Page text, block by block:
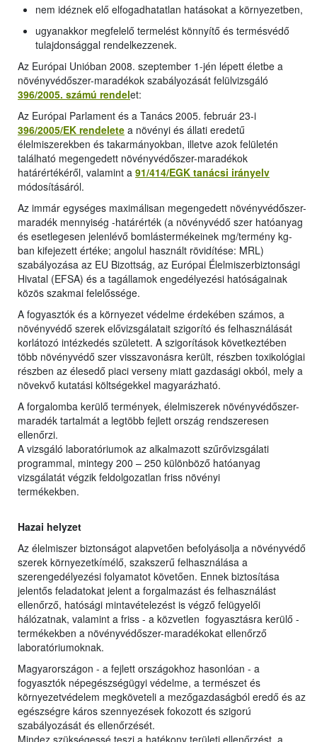
nem idéznek elő elfogadhatatlan hatásokat a környezetben,
ugyanakkor megfelelő termelést könnyítő és termésvédő
tulajdonsággal rendelkezzenek.
Az Európai Unióban 2008. szeptember 1-jén lépett életbe a
növényvédőszer-maradékok szabályozását felülvizsgáló
396/2005. számú rendelet:
Az Európai Parlament és a Tanács 2005. február 23-i
396/2005/EK rendelete a növényi és állati eredetű
élelmiszerekben és takarmányokban, illetve azok felületén
található megengedett növényvédőszer-maradékok
határértékéről, valamint a 91/414/EGK tanácsi irányelv
módosításáról.
Az immár egységes maximálisan megengedett növényvédőszer-
maradék mennyiség -határérték (a növényvédő szer hatóanyag
és esetlegesen jelenlévő bomlástermékeinek mg/termény kg-
ban kifejezett értéke; angolul használt rövidítése: MRL)
szabályozása az EU Bizottság, az Európai Élelmiszerbiztonsági
Hivatal (EFSA) és a tagállamok engedélyezési hatóságainak
közös szakmai felelőssége.
A fogyasztók és a környezet védelme érdekében számos, a
növényvédő szerek elővizsgálatait szigorító és felhasználását
korlátozó intézkedés született. A szigorítások következtében
több növényvédő szer visszavonásra került, részben toxikológiai
részben az élesedő piaci verseny miatt gazdasági okból, mely a
növekvő kutatási költségekkel magyarázható.
A forgalomba kerülő termények, élelmiszerek növényvédőszer-
maradék tartalmát a legtöbb fejlett ország rendszeresen
ellenőrzi.
A vizsgáló laboratóriumok az alkalmazott szűrővizsgálati
programmal, mintegy 200 – 250 különböző hatóanyag
vizsgálatát végzik feldolgozatlan friss növényi
termékekben.
Hazai helyzet
Az élelmiszer biztonságot alapvetően befolyásolja a növényvédő
szerek környezetkímélő, szakszerű felhasználása a
szerengedélyezési folyamatot követően. Ennek biztosítása
jelentős feladatokat jelent a forgalmazást és felhasználást
ellenőrző, hatósági mintavételezést is végző felügyelői
hálózatnak, valamint a friss - a közvetlen fogyasztásra kerülő -
termékekben a növényvédőszer-maradékokat ellenőrző
laboratóriumoknak.
Magyarországon - a fejlett országokhoz hasonlóan - a
fogyasztók népegészségügyi védelme, a természet és
környezetvédelem megköveteli a mezőgazdaságból eredő és az
egészségre káros szennyezések fokozott és szigorú
szabályozását és ellenőrzését.